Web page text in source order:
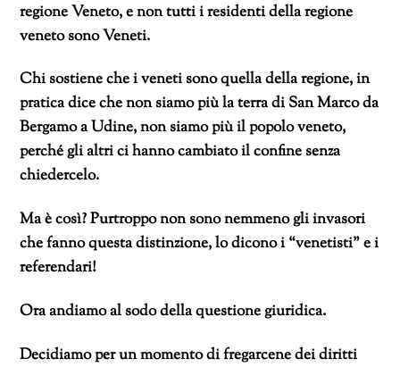
regione Veneto, e non tutti i residenti della regione
veneto sono Veneti.
Chi sostiene che i veneti sono quella della regione, in
pratica dice che non siamo più la terra di San Marco da
Bergamo a Udine, non siamo più il popolo veneto,
perché gli altri ci hanno cambiato il confine senza
chiedercelo.
Ma è così? Purtroppo non sono nemmeno gli invasori
che fanno questa distinzione, lo dicono i “venetisti” e i
referendari!
Ora andiamo al sodo della questione giuridica.
Decidiamo per un momento di fregarcene dei diritti